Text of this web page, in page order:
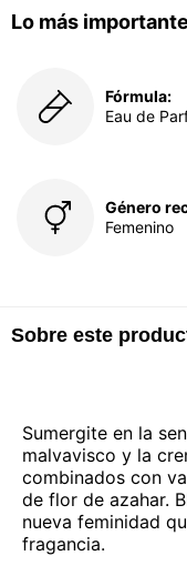
Lo más
Fórmula:
Eau de
Género
Femenino
Sobre este
Sumergite en la
malvavisco y la
combinados con
de flor de azahar.
nueva feminidad
fragancia.